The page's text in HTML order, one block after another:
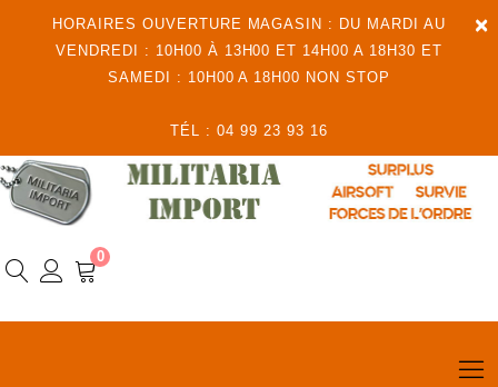
×
HORAIRES OUVERTURE MAGASIN : DU MARDI AU
VENDREDI : 10H00 À 13H00 ET 14H00 A 18H30 ET
SAMEDI : 10H00 A 18H00 NON STOP
TÉL : 04 99 23 93 16
0